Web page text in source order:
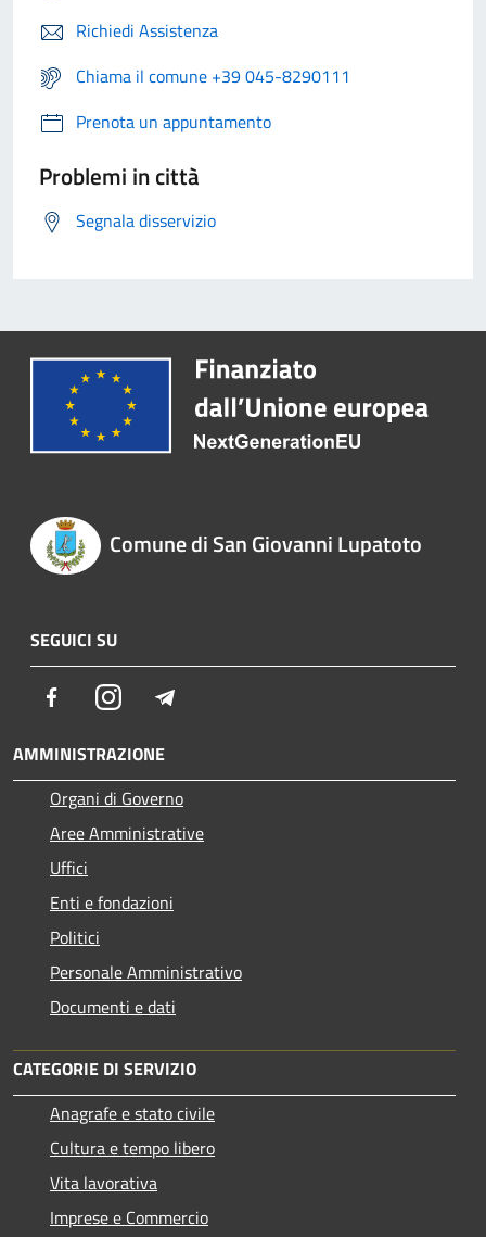
Richiedi Assistenza
Chiama il comune +39 045-8290111
Prenota un appuntamento
Problemi in città
Segnala disservizio
Comune di San Giovanni Lupatoto
SEGUICI SU
FacebookInstagram
AMMINISTRAZIONE
Organi di Governo
Aree Amministrative
Uffici
Enti e fondazioni
Politici
Personale Amministrativo
Documenti e dati
CATEGORIE DI SERVIZIO
Anagrafe e stato civile
Cultura e tempo libero
Vita lavorativa
Imprese e Commercio